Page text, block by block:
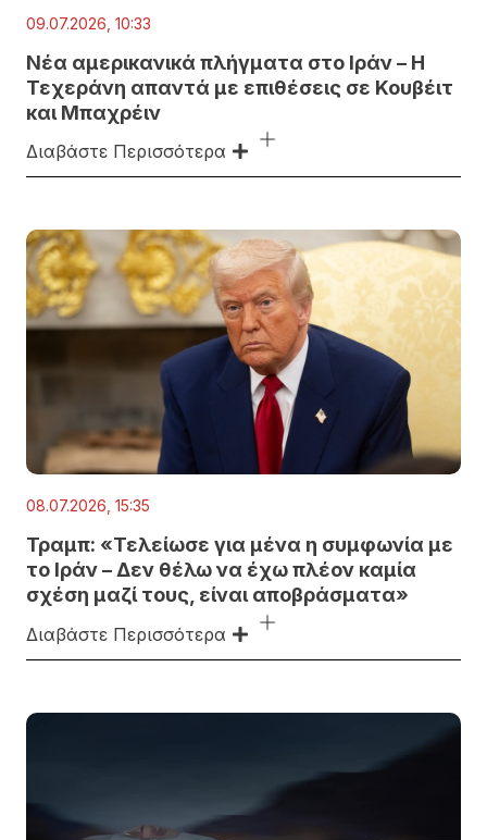
09.07.2026, 10:33
Νέα αμερικανικά πλήγματα στο Ιράν – Η
Τεχεράνη απαντά με επιθέσεις σε Κουβέιτ
και Μπαχρέιν
Διαβάστε Περισσότερα
08.07.2026, 15:35
Τραμπ: «Τελείωσε για μένα η συμφωνία με
το Ιράν – Δεν θέλω να έχω πλέον καμία
σχέση μαζί τους, είναι αποβράσματα»
Διαβάστε Περισσότερα